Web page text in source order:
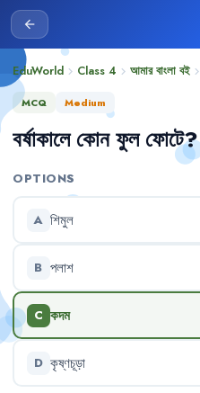
arrow_back
EduWorld chevron_right Class 4 chevron_right আমার বাংলা বই chevron_right
MCQ Medium
বর্ষাকালে কোন ফুল ফোটে?
OPTIONS
A শিমুল
B পলাশ
C কদম
D কৃষ্ণচূড়া